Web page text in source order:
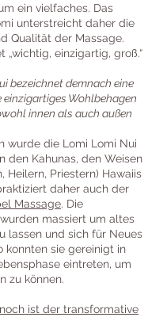
ein vielfaches. Das
unterstreicht daher die
Qualität der Massage.
„wichtig, einzigartig, groß.“
bezeichnet demnach eine
einzigartiges Wohlbehagen
innen als auch außen
wurde die Lomi Lomi Nui
den Kahunas, den Weisen
Heilern, Priestern) Hawaiis
daher auch der
Massage. Die
massiert um altes
lassen und sich für Neues
konnten sie gereinigt in
eintreten, um
zu können.
ist der transformative